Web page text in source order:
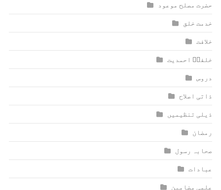
حضرت مصلح موعود
خدمت خلق
خلافت
خلفاؑ احمدیت
دروس
ذاتی اصلاح
ذیلی تنظیمیں
رمضان
صحابہ رسول
عبادات
علمی مضامین